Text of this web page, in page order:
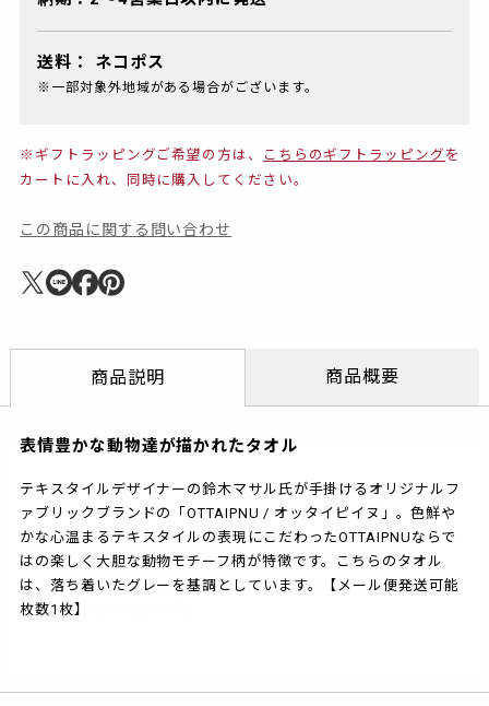
送料： ネコポス
※一部対象外地域がある場合がございます。
※ギフトラッピングご希望の方は、 こちらのギフトラッピング を
カートに入れ、同時に購入してください。
この商品に関する問い合わせ
商品説明 商品概要
表情豊かな動物達が描かれたタオル
テキスタイルデザイナーの鈴木マサル氏が手掛けるオリジナルフ
ァブリックブランドの「OTTAIPNU / オッタイピイヌ」。色鮮や
かな心温まるテキスタイルの表現にこだわったOTTAIPNUならで
はの楽しく大胆な動物モチーフ柄が特徴です。こちらのタオル
は、落ち着いたグレーを基調としています。【メール便発送可能
枚数1枚】